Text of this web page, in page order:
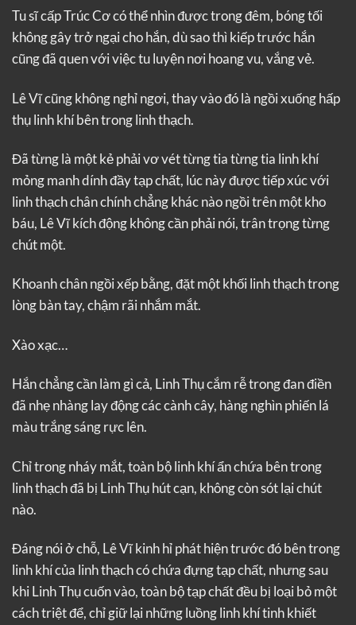
Tu sĩ cấp Trúc Cơ có thể nhìn được trong đêm, bóng tối
không gây trở ngại cho hắn, dù sao thì kiếp trước hắn
cũng đã quen với việc tu luyện nơi hoang vu, vắng vẻ.
Lê Vĩ cũng không nghỉ ngơi, thay vào đó là ngồi xuống hấp
thụ linh khí bên trong linh thạch.
Đã từng là một kẻ phải vơ vét từng tia từng tia linh khí
mỏng manh dính đầy tạp chất, lúc này được tiếp xúc với
linh thạch chân chính chẳng khác nào ngồi trên một kho
báu, Lê Vĩ kích động không cần phải nói, trân trọng từng
chút một.
Khoanh chân ngồi xếp bằng, đặt một khối linh thạch trong
lòng bàn tay, chậm rãi nhắm mắt.
Xào xạc…
Hắn chẳng cần làm gì cả, Linh Thụ cắm rễ trong đan điền
đã nhẹ nhàng lay động các cành cây, hàng nghìn phiến lá
màu trắng sáng rực lên.
Chỉ trong nháy mắt, toàn bộ linh khí ẩn chứa bên trong
linh thạch đã bị Linh Thụ hút cạn, không còn sót lại chút
nào.
Đáng nói ở chỗ, Lê Vĩ kinh hỉ phát hiện trước đó bên trong
linh khí của linh thạch có chứa đựng tạp chất, nhưng sau
khi Linh Thụ cuốn vào, toàn bộ tạp chất đều bị loại bỏ một
cách triệt để, chỉ giữ lại những luồng linh khí tinh khiết